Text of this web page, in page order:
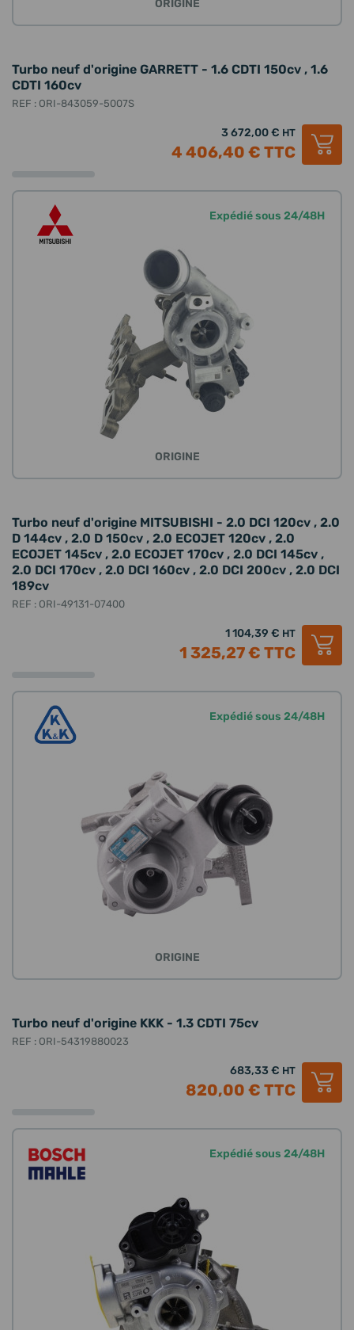
ORIGINE
Turbo neuf d'origine GARRETT - 1.6 CDTI 150cv , 1.6
CDTI 160cv
REF : ORI-843059-5007S
3 672,00 € HT
4 406,40 € TTC
Expédié sous 24/48H
ORIGINE
Turbo neuf d'origine MITSUBISHI - 2.0 DCI 120cv , 2.0
D 144cv , 2.0 D 150cv , 2.0 ECOJET 120cv , 2.0
ECOJET 145cv , 2.0 ECOJET 170cv , 2.0 DCI 145cv ,
2.0 DCI 170cv , 2.0 DCI 160cv , 2.0 DCI 200cv , 2.0 DCI
189cv
REF : ORI-49131-07400
1 104,39 € HT
1 325,27 € TTC
Expédié sous 24/48H
ORIGINE
Turbo neuf d'origine KKK - 1.3 CDTI 75cv
REF : ORI-54319880023
683,33 € HT
820,00 € TTC
Expédié sous 24/48H